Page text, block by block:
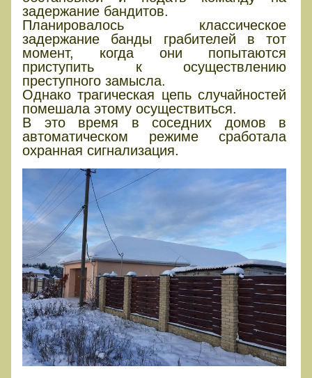
задержание бандитов.
Планировалось классическое
задержание банды грабителей в тот
момент, когда они попытаются
приступить к осуществлению
преступного замысла.
Однако трагическая цепь случайностей
помешала этому осуществиться.
В это время в соседних домов в
автоматическом режиме сработала
охранная сигнализация.